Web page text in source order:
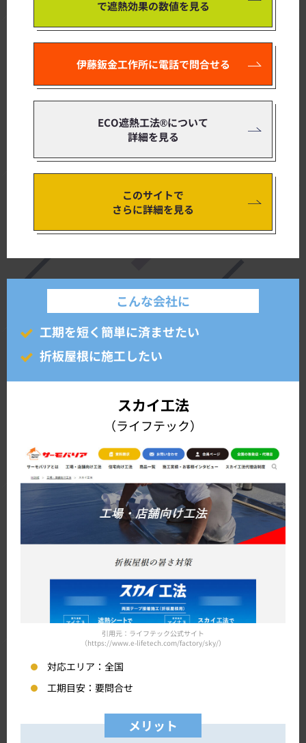
で遮熱効果の数値を見る
伊藤鈑金工作所に電話で問合せる
ECO遮熱工法®について
詳細を見る
このサイトで
さらに詳細を見る
こんな会社に
工期を短く簡単に済ませたい
折板屋根に施工したい
スカイ工法
（ライフテック）
引用元：ライフテック公式サイト
（https://www.e-lifetech.com/factory/sky/）
対応エリア： 全国
工期目安： 要問合せ
メリット